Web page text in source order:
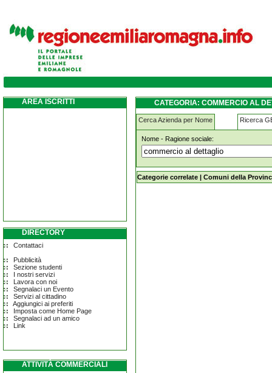
commercio-al-dettaglio vergato
AREA ISCRITTI
DIRECTORY
Contattaci
Pubblicità
Sezione studenti
I nostri servizi
Lavora con noi
Segnalaci un Evento
Servizi al cittadino
Aggiungici ai preferiti
Imposta come Home Page
Segnalaci ad un amico
Link
ATTIVITÀ COMMERCIALI
CATEGORIA: COMMERCIO AL
Cerca Azienda per Nome Ricerca
Nome - Ragione sociale:
commercio-al-dettaglio vergato
Categorie correlate | Comuni della